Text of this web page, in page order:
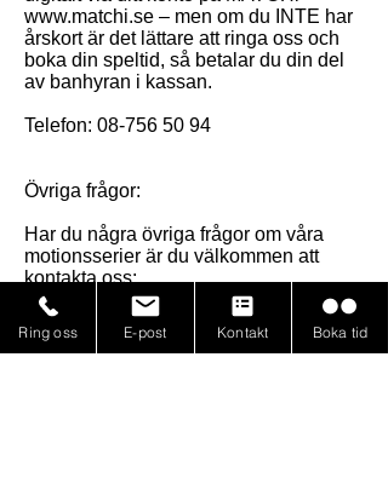
www.matchi.se – men om du INTE har
årskort är det lättare att ringa oss och
boka din speltid, så betalar du din del
av banhyran i kassan.
Telefon: 08-756 50 94
Övriga frågor:
Har du några övriga frågor om våra
motionsserier är du välkommen att
kontakta oss:
trc@tabybadminton.se
Ring oss E-post Kontakt Boka tid